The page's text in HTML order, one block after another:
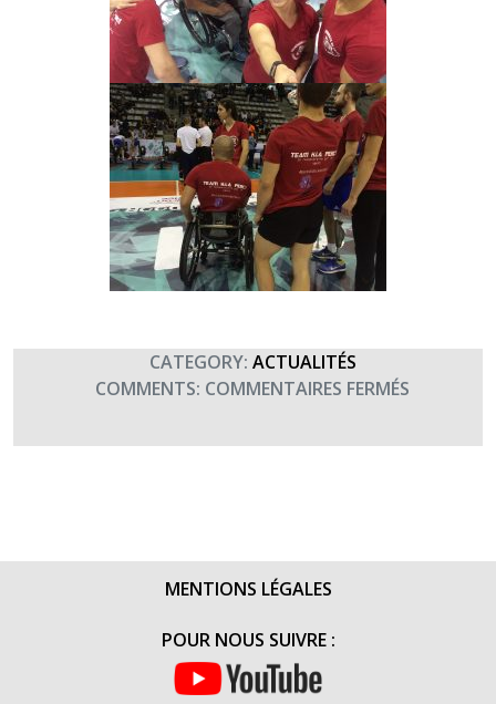
CATEGORY: ACTUALITÉS
COMMENTS: COMMENTAIRES FERMÉS
BLESSÉS
MENTIONS LÉGALES
POUR NOUS SUIVRE :